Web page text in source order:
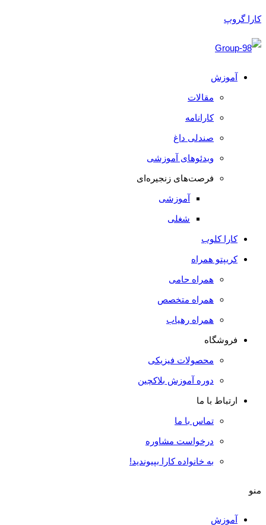
کارا گروپ
آموزش
مقالات
کارانامه
صندلی داغ
ویدئوهای آموزشی
فرصت‌های زنجیره‌ای
آموزشی
شغلی
کارا کلوب
کریپتو همراه
همراه حامی
همراه متخصص
همراه رهیاب
فروشگاه
محصولات فیزیکی
دوره آموزش بلاکچین
ارتباط با ما
تماس با ما
درخواست مشاوره
به خانواده کارا بپیوندید!
منو
آموزش